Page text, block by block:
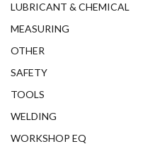
LUBRICANT & CHEMICAL
MEASURING
OTHER
SAFETY
TOOLS
WELDING
WORKSHOP EQ